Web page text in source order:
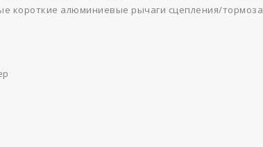
короткие алюминиевые рычаги сцепления/тормоза